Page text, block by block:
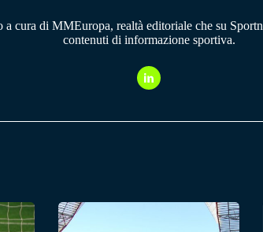
a cura di MMEuropa, realtà editoriale che su
contenuti di informazione sportiva.